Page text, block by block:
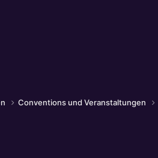
Conventions und Veranstaltungen